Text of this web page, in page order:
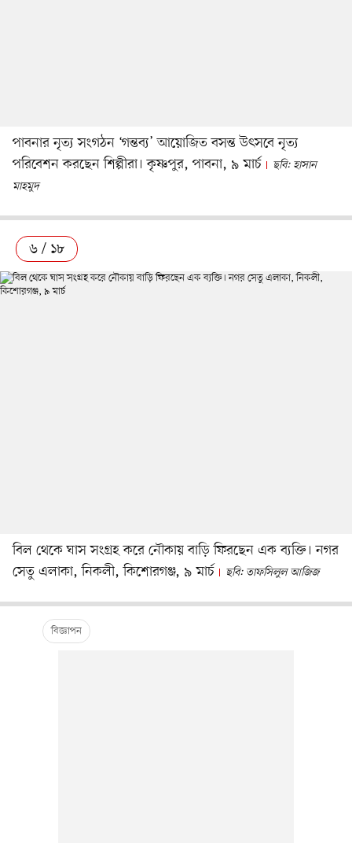
পাবনার নৃত্য সংগঠন ‘গন্তব্য’ আয়োজিত বসন্ত উৎসবে নৃত্য
পরিবেশন করছেন শিল্পীরা। কৃষ্ণপুর, পাবনা, ৯ মার্চ
ছবি: হাসান
মাহমুদ
৬ / ১৮
বিল থেকে ঘাস সংগ্রহ করে নৌকায় বাড়ি ফিরছেন এক ব্যক্তি। নগর
সেতু এলাকা, নিকলী, কিশোরগঞ্জ, ৯ মার্চ
ছবি: তাফসিলুল আজিজ